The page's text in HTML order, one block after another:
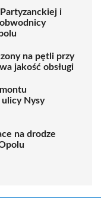
i
na pętli przy
jakość obsługi
Nysy
na drodze